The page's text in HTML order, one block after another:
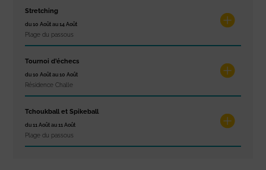
Stretching
du 10 Août au 14 Août
Plage du passous
Tournoi d’échecs
du 10 Août au 10 Août
Résidence Challe
Tchoukball et Spikeball
du 11 Août au 11 Août
Plage du passous